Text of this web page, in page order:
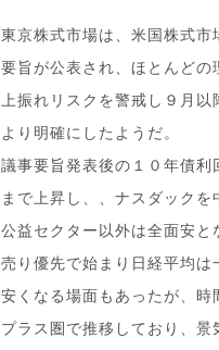
東京株式市場は、米国株式市
要旨が公表され、ほとんどの
上振れリスクを警戒し９月以
より明確にしたようだ。
議事要旨発表後の１０年債利
まで上昇し、、ナスダックを
公益セクター以外は全面安と
売り優先で始まり日経平均
安くなる場面もあったが、時
プラス圏で推移しており、景